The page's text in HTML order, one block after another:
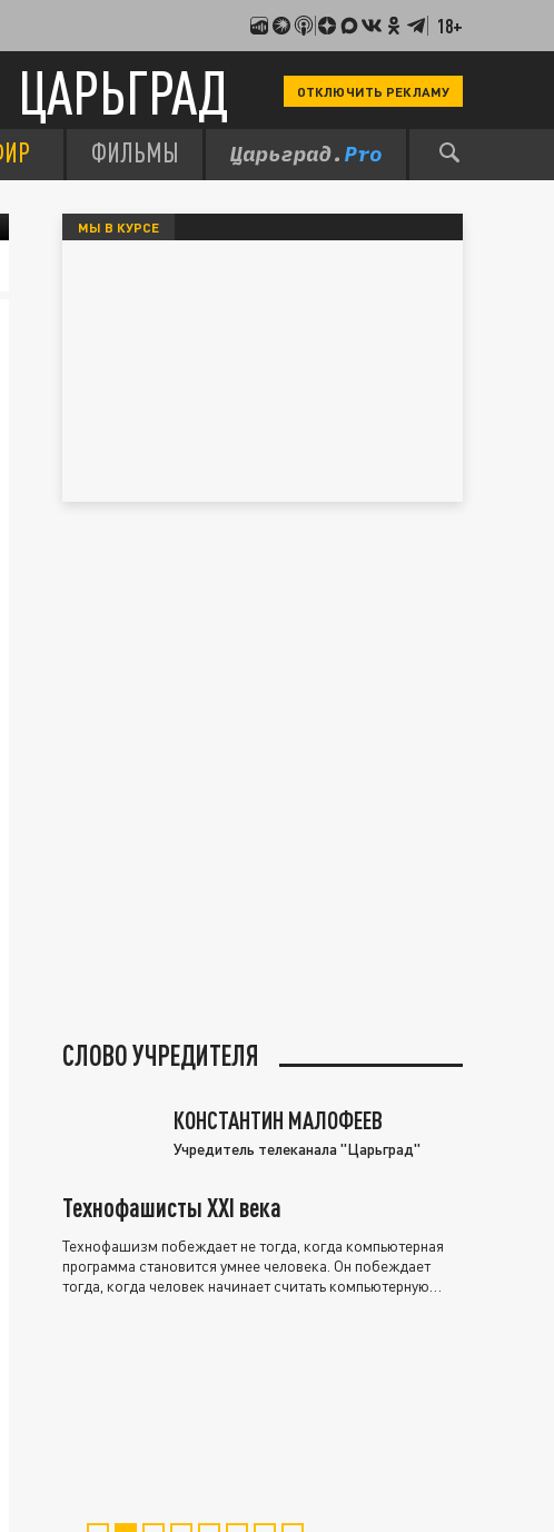
18+
ЦАРЬГРАД ОТКЛЮЧИТЬ РЕКЛАМУ
ФИЛЬМЫ
МЫ В КУРСЕ
СЛОВО УЧРЕДИТЕЛЯ
КОНСТАНТИН МАЛОФЕЕВ
Учредитель телеканала "Царьград"
Технофашисты XXI века
Технофашизм побеждает не тогда, когда компьютерная
программа становится умнее человека. Он побеждает
тогда, когда человек начинает считать компьютерную